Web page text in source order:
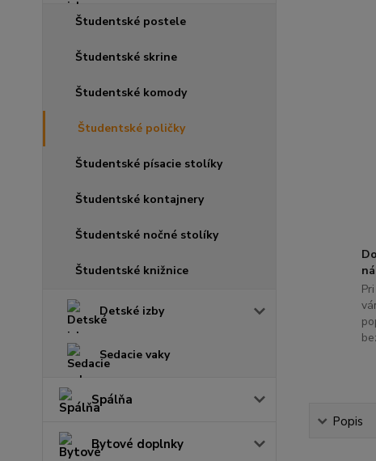
Študentské postele
Študentské skrine
Študentské komody
Študentské poličky
Študentské písacie stolíky
Študentské kontajnery
Študentské nočné stolíky
Študentské knižnice
Detské izby
Sedacie vaky
Spálňa
Bytové doplnky
Popis